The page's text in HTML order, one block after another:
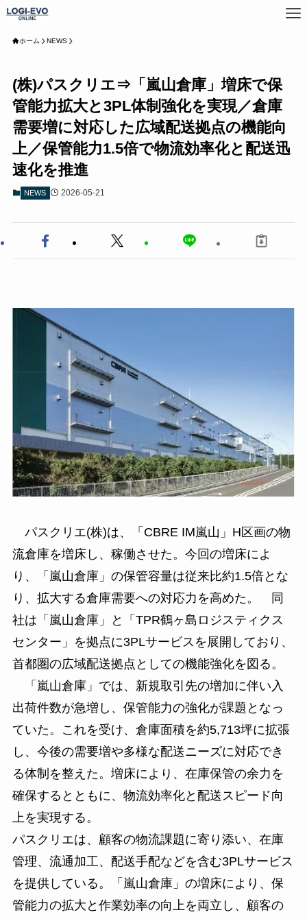
ホーム NEWS
(株)パスクリエ⇒「嵐山倉庫」増床で保
管能力拡大と3PL体制強化を実現／倉庫
需要増に対応した広域配送拠点の機能向
上／保管能力1.5倍で物流効率化と配送迅
速化を推進
NEWS 2026-05-21
パスクリエ(株)は、「CBRE IM嵐山」H区画の物
流倉庫を増床し、稼働させた。今回の増床によ
り、「嵐山倉庫」の保管容量は従来比約1.5倍とな
り、拡大する倉庫需要への対応力を高めた。 同
社は「嵐山倉庫」と「TPR鶴ヶ島ロジスティクス
センター」を拠点に3PLサービスを展開しており、
首都圏の広域配送拠点としての機能強化を図る。
「嵐山倉庫」では、新規取引先の増加に伴い入
出荷件数が急増し、保管能力の強化が課題となっ
ていた。これを受け、倉庫面積を約5,713坪に拡張
し、今後の需要増や多様な配送ニーズに対応でき
る体制を整えた。増床により、在庫保管の余力を
確保するとともに、物流効率化と配送スピード向
上を実現する。
パスクリエは、顧客の物流課題に寄り添い、在庫
管理、流通加工、配送手配などを含む3PLサービス
を提供している。「嵐山倉庫」の増床により、保
管能力の拡大と作業効率の向上を両立し、顧客の